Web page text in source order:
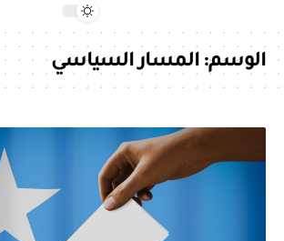
الوسم:المسار السياسي